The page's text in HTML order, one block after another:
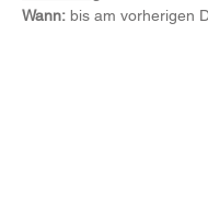
Wann: bis am vorherigen